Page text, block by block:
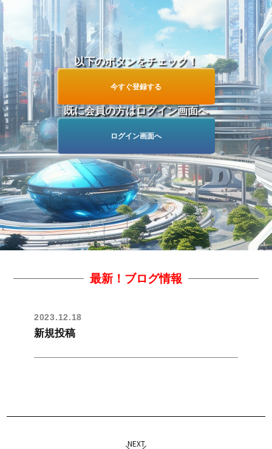
以下のボタンをチェック！
今すぐ登録する
既に会員の方はログイン画面へ
ログイン画面へ
最新！ブログ情報
2023.12.18
新規投稿
NEXT